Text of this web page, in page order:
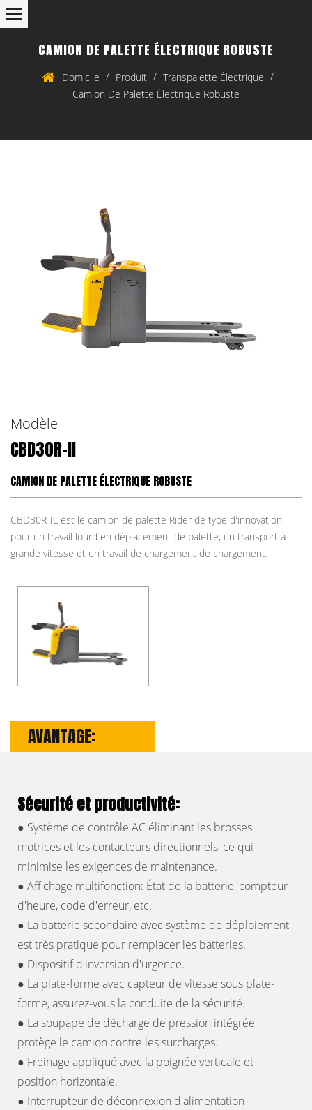
CAMION DE PALETTE ÉLECTRIQUE ROBUSTE
Domicile / Produit / Transpalette Électrique /
Camion De Palette Électrique Robuste
Modèle
CBD30R-II
CAMION DE PALETTE ÉLECTRIQUE ROBUSTE
CBD30R-IL est le camion de palette Rider de type d'innovation
pour un travail lourd en déplacement de palette, un transport à
grande vitesse et un travail de chargement de chargement.
AVANTAGE:
Sécurité et productivité:
● Système de contrôle AC éliminant les brosses
motrices et les contacteurs directionnels, ce qui
minimise les exigences de maintenance.
● Affichage multifonction: État de la batterie, compteur
d'heure, code d'erreur, etc.
● La batterie secondaire avec système de déploiement
est très pratique pour remplacer les batteries.
● Dispositif d'inversion d'urgence.
● La plate-forme avec capteur de vitesse sous plate-
forme, assurez-vous la conduite de la sécurité.
● La soupape de décharge de pression intégrée
protège le camion contre les surcharges.
● Freinage appliqué avec la poignée verticale et
position horizontale.
● Interrupteur de déconnexion d'alimentation